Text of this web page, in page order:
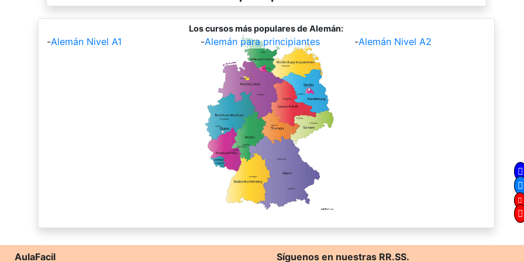
Los cursos más populares de Alemán:
-Alemán Nivel A1 -Alemán para principiantes -Alemán Nivel A2
AulaFacil Síguenos en nuestras RR.SS.